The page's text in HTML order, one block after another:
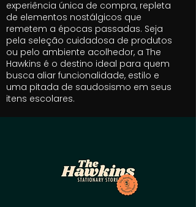
experiência única de compra, repleta
de elementos nostálgicos que
remetem a épocas passadas. Seja
pela seleção cuidadosa de produtos
ou pelo ambiente acolhedor, a The
Hawkins é o destino ideal para quem
busca aliar funcionalidade, estilo e
uma pitada de saudosismo em seus
itens escolares.